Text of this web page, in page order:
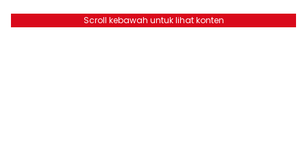
Scroll kebawah untuk lihat konten